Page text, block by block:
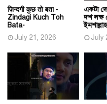
ज़िन्दगी कुछ तो बता -
Zindagi Kuch Toh
Bata-
July 21, 2026
একটা
দশ লক্ষ
July